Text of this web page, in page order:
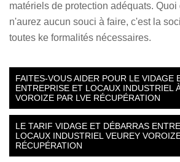
matériels de protection adéquats.
n'aurez aucun souci à faire, c'est la
toutes ke formalités nécessaires.
FAITES-VOUS AIDER POUR LE VIDAGE
ENTREPRISE ET LOCAUX INDUSTRIEL
VOROIZE PAR LVE RÉCUPÉRATION
LE TARIF VIDAGE ET DÉBARRAS
LOCAUX INDUSTRIEL VEUREY
RÉCUPÉRATION